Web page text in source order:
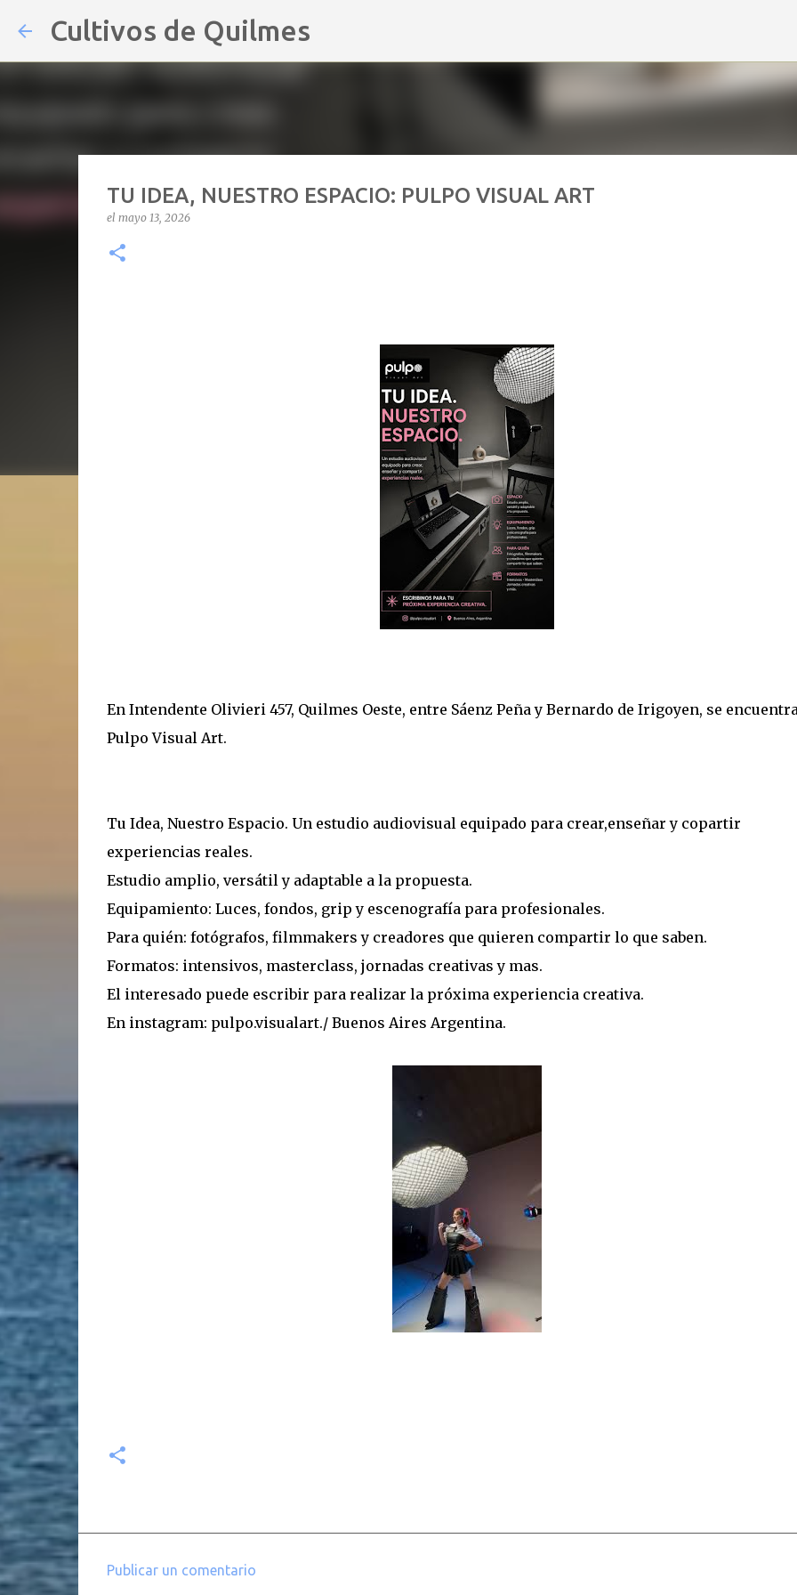
Cultivos de Quilmes
TU IDEA, NUESTRO ESPACIO: PULPO VISUAL ART
el mayo 13, 2026
En Intendente Olivieri 457, Quilmes Oeste, entre Sáenz Peña y Bernardo de Irigoyen, se
Pulpo Visual Art.
Tu Idea, Nuestro Espacio. Un estudio audiovisual equipado para crear,enseñar y copartir
experiencias reales.
Estudio amplio, versátil y adaptable a la propuesta.
Equipamiento: Luces, fondos, grip y escenografía para profesionales.
Para quién: fotógrafos, filmmakers y creadores que quieren compartir lo que saben.
Formatos: intensivos, masterclass, jornadas creativas y mas.
El interesado puede escribir para realizar la próxima experiencia creativa.
En instagram: pulpo.visualart./ Buenos Aires Argentina.
Publicar un comentario